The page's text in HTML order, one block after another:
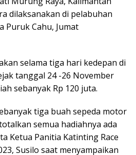
dilaksanakan di pelabuhan
Puruk Cahu, Jumat
selama tiga hari kedepan di
tanggal 24 -26 November
sebanyak Rp 120 juta.
tiga buah sepeda motor
semua hadiahnya ada
Ketua Panitia Katinting Race
Susilo saat menyampaikan